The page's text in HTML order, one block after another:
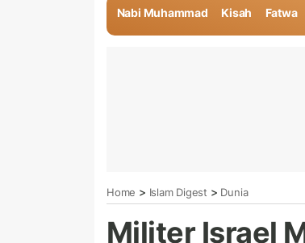
Nabi Muhammad Kisah Fatwa
Home > Islam Digest > Dunia
Militer Israel